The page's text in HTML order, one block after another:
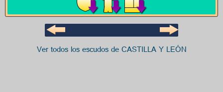
Ver todos los escudos de CASTILLA Y LEÓN